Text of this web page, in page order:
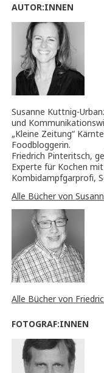
AUTOR:INNEN
Susanne Kuttnig-
und
„Kleine Zeitung“
Foodbloggerin.
Friedrich Pinteritsch,
Experte für Kochen
Kombidampfgarprofi,
Alle Bücher von
Alle Bücher von
FOTOGRAF:INNEN